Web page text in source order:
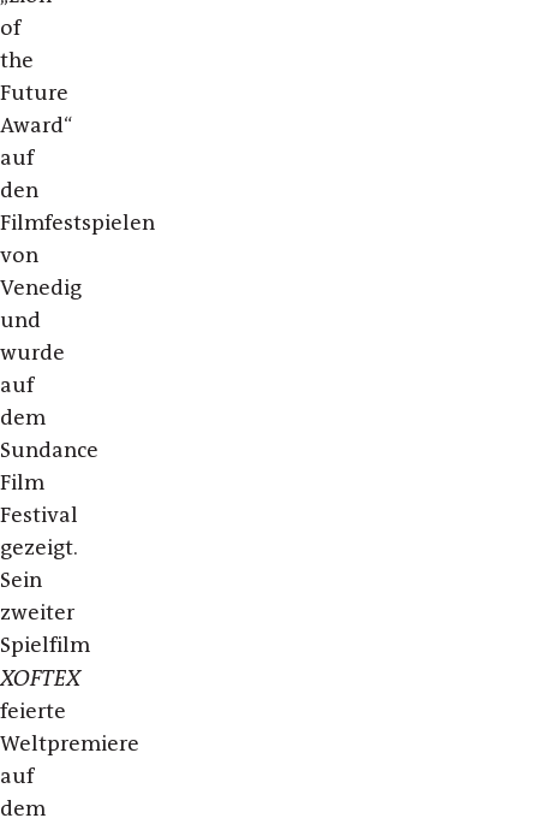
of
the
Future
Award“
auf
den
Filmfestspielen
von
Venedig
und
wurde
auf
dem
Sundance
Film
Festival
gezeigt.
Sein
zweiter
Spielfilm
XOFTEX
feierte
Weltpremiere
auf
dem